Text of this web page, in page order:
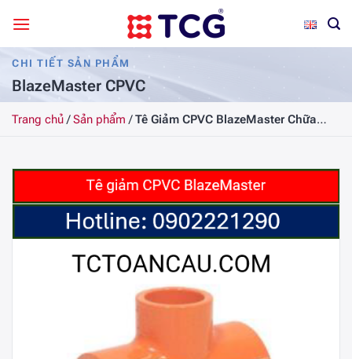
qua
nội
dungCHI TIẾT SẢN PHẨM
BlazeMaster CPVC
Trang chủ/Sản phẩm /Tê Giảm CPVC BlazeMaster Chữa